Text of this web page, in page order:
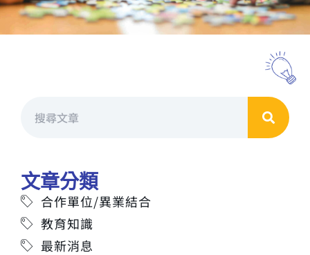
文章分類
合作單位/異業結合
教育知識
最新消息